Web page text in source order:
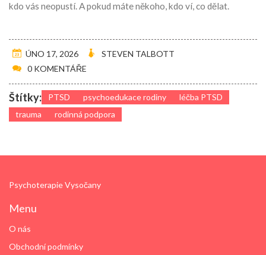
kdo vás neopustí. A pokud máte někoho, kdo ví, co dělat.
ÚNO 17, 2026
STEVEN TALBOTT
0 KOMENTÁŘE
Štítky: PTSD psychoedukace rodiny
léčba PTSD
trauma
rodinná podpora
Psychoterapie Vysočany
Menu
O nás
Obchodní podmínky